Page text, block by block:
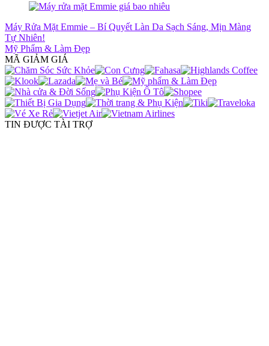
Máy Rửa Mặt Emmie – Bí Quyết Làn Da Sạch Sáng, Mịn Màng
Tự Nhiên!
Mỹ Phẩm & Làm Đẹp
MÃ GIẢM GIÁ
TIN ĐƯỢC TÀI TRỢ